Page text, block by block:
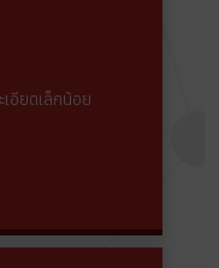
อียดเล็กน้อย